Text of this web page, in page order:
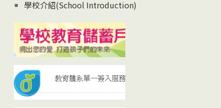
學校介紹(School Introduction)